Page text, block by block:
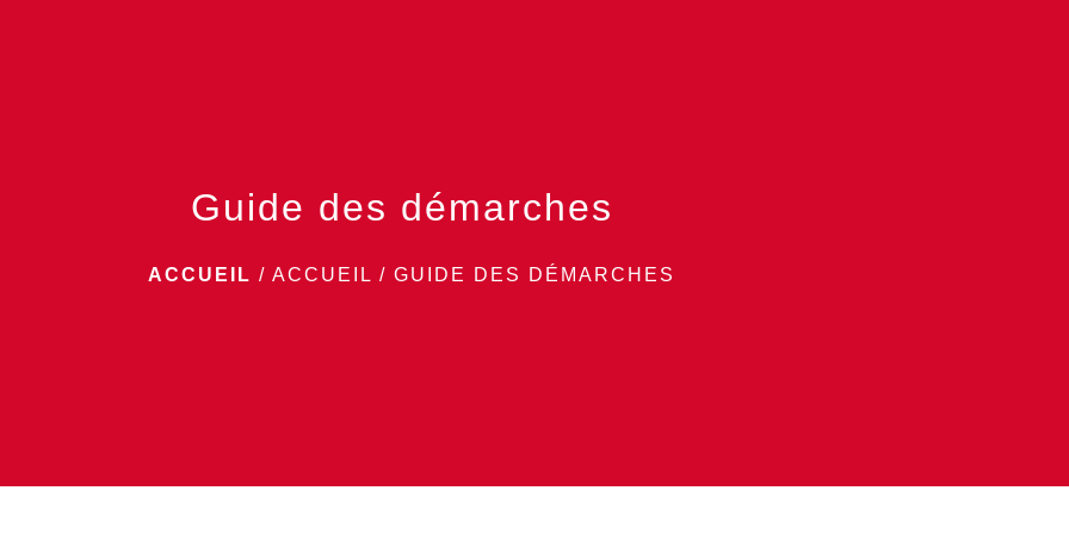
Guide des démarches
ACCUEIL / ACCUEIL / GUIDE DES DÉMARCHES